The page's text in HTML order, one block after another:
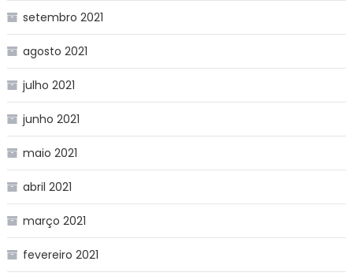
setembro 2021
agosto 2021
julho 2021
junho 2021
maio 2021
abril 2021
março 2021
fevereiro 2021